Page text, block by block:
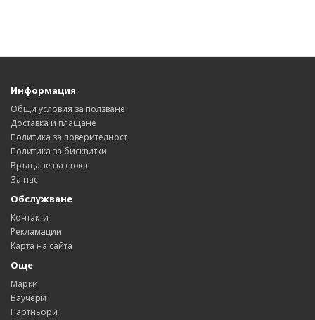
Информация
Общи условия за ползване
Доставка и плащане
Политика за поверителност
Политика за бисквитки
Връщане на стока
За нас
Обслужване
Контакти
Рекламации
Карта на сайта
Още
Марки
Ваучери
Партньори